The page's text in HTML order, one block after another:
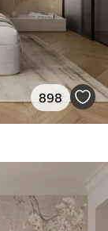
898